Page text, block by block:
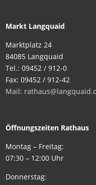
Markt Langquaid
Marktplatz 24
84085 Langquaid
Tel.: 09452 / 912-0
Fax: 09452 / 912-42
Mail:
Öffnungszeiten Rathaus
Montag – Freitag:
07:30 – 12:00 Uhr
Donnerstag: